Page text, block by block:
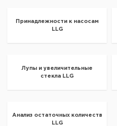
Принадлежности к насосам
LLG
Лупы и увеличительные
стекла LLG
Анализ остаточных количеств
LLG